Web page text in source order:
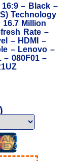
– Black –
Technology
Million
Rate –
– HDMI –
– Lenovo –
– 080F01 –